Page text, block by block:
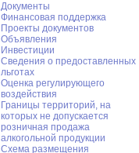
Документы
Финансовая поддержка
Проекты документов
Объявления
Инвестиции
Сведения о предоставленных
льготах
Оценка регулирующего
воздействия
Границы территорий, на
которых не допускается
розничная продажа
алкогольной продукции
Схема размещения